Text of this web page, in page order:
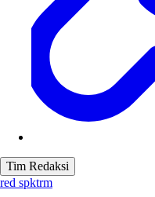
Tim Redaksi
red spktrm